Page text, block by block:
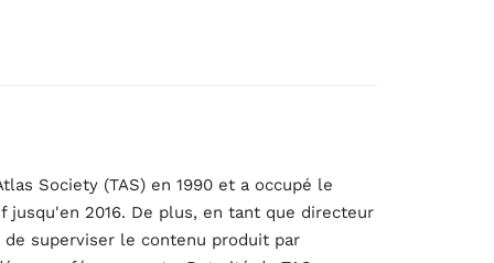
Society (TAS) en 1990 et a occupé le
jusqu'en 2016. De plus, en tant que directeur
superviser le contenu produit par